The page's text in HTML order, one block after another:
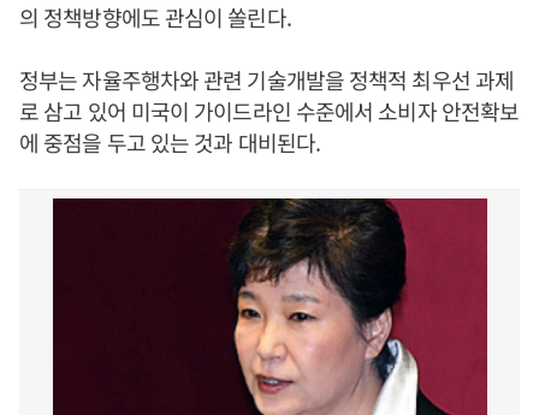
의 정책방향에도 관심이 쏠린다.
정부는 자율주행차와 관련 기술개발을 정책적 최우선 과제
로 삼고 있어 미국이 가이드라인 수준에서 소비자 안전확보
에 중점을 두고 있는 것과 대비된다.